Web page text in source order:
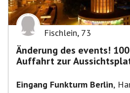
Fischlein, 73
Änderung des events!
Auffahrt zur
Eingang Funkturm Berlin,